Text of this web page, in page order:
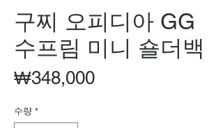
구찌 오피디아 GG
수프림 미니 숄더백
₩348,000가
수량 *